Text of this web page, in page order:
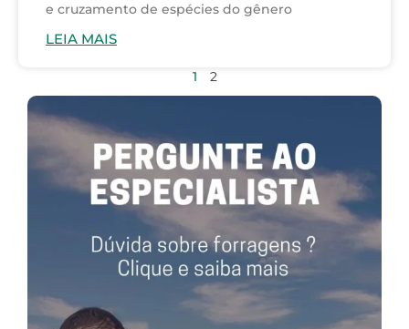
e cruzamento de espécies do gênero
LEIA MAIS
1 2